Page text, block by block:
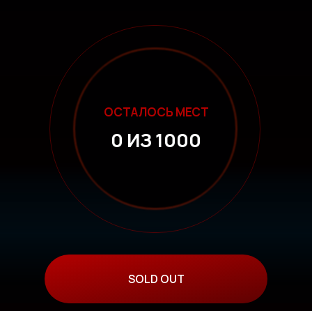
SOLD OUT
ОСТАЛОСЬ МЕСТ
0 ИЗ 1000